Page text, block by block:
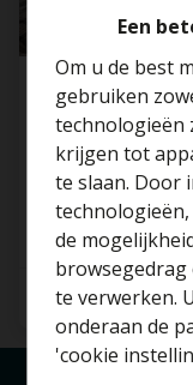
Een
Om u de best
gebruiken
technologieën
krijgen tot
te slaan. Door
de
browsegedrag
te verwerken.
onderaan de
'cookie
Appartement
Schaarbeek!
Freesiadreef
€ 139.000
1 1